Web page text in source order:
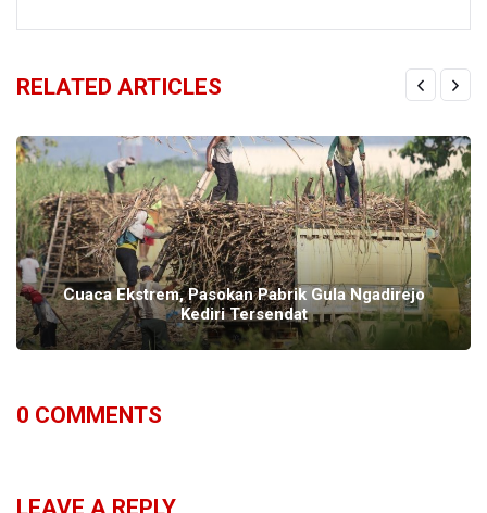
RELATED ARTICLES
Cuaca Ekstrem, Pasokan Pabrik Gula Ngadirejo
Kediri Tersendat
0 COMMENTS
LEAVE A REPLY